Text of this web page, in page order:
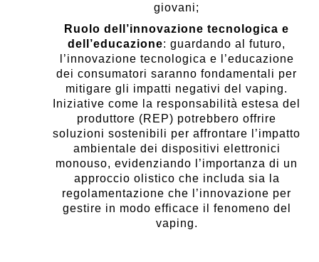
giovani;
Ruolo dell’innovazione tecnologica e
dell’educazione: guardando al futuro,
l’innovazione tecnologica e l’educazione
dei consumatori saranno fondamentali per
mitigare gli impatti negativi del vaping.
Iniziative come la responsabilità estesa del
produttore (REP) potrebbero offrire
soluzioni sostenibili per affrontare l’impatto
ambientale dei dispositivi elettronici
monouso, evidenziando l’importanza di un
approccio olistico che includa sia la
regolamentazione che l’innovazione per
gestire in modo efficace il fenomeno del
vaping.